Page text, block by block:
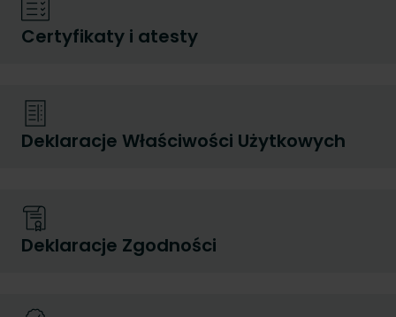
Certyfikaty i atesty
Deklaracje Właściwości Użytkowych
Deklaracje Zgodności